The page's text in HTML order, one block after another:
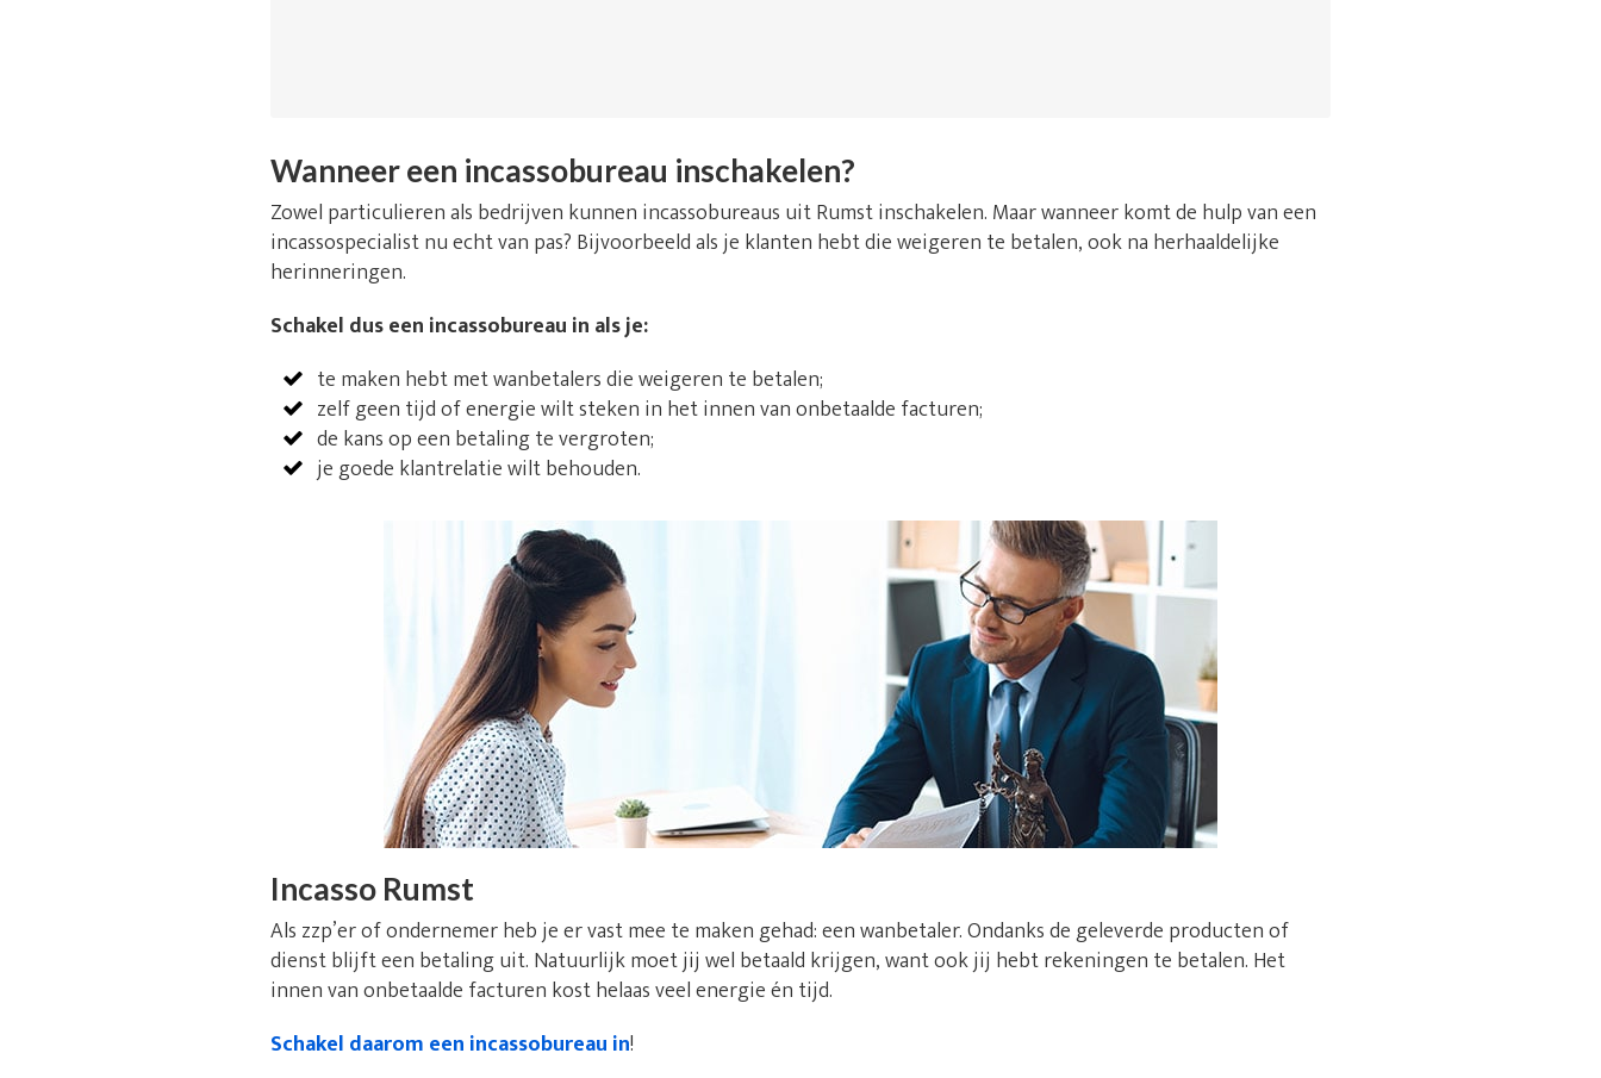
Wanneer een incassobureau inschakelen?
Zowel particulieren als bedrijven kunnen incassobureaus uit Rumst inschakelen. Maar wanneer komt de hulp van een
incassospecialist nu echt van pas? Bijvoorbeeld als je klanten hebt die weigeren te betalen, ook na herhaaldelijke
herinneringen.
Schakel dus een incassobureau in als je:
te maken hebt met wanbetalers die weigeren te betalen;
zelf geen tijd of energie wilt steken in het innen van onbetaalde facturen;
de kans op een betaling te vergroten;
je goede klantrelatie wilt behouden.
Incasso Rumst
Als zzp’er of ondernemer heb je er vast mee te maken gehad: een wanbetaler. Ondanks de geleverde producten of
dienst blijft een betaling uit. Natuurlijk moet jij wel betaald krijgen, want ook jij hebt rekeningen te betalen. Het
innen van onbetaalde facturen kost helaas veel energie én tijd.
Schakel daarom een incassobureau in!